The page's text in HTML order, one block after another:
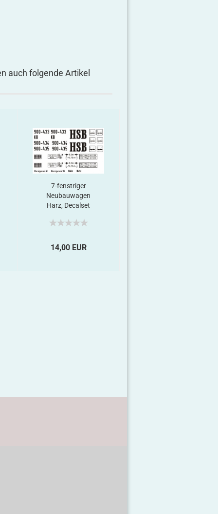
auch folgende Artikel
7-fenstriger
Neubauwagen
Harz, Decalset
14,00 EUR